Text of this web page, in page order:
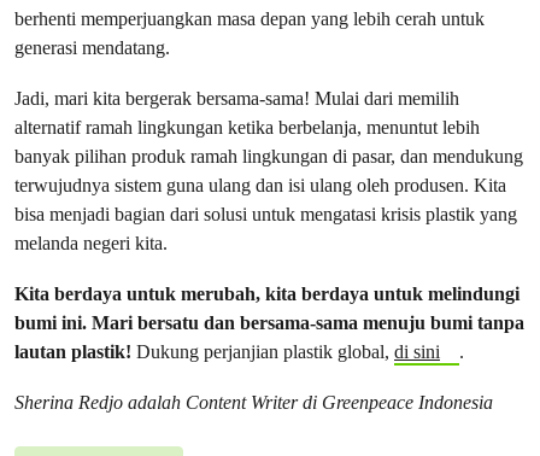
berhenti memperjuangkan masa depan yang lebih cerah untuk
generasi mendatang.
Jadi, mari kita bergerak bersama-sama! Mulai dari memilih
alternatif ramah lingkungan ketika berbelanja, menuntut lebih
banyak pilihan produk ramah lingkungan di pasar, dan mendukung
terwujudnya sistem guna ulang dan isi ulang oleh produsen. Kita
bisa menjadi bagian dari solusi untuk mengatasi krisis plastik yang
melanda negeri kita.
Kita berdaya untuk merubah, kita berdaya untuk melindungi
bumi ini. Mari bersatu dan bersama-sama menuju bumi tanpa
lautan plastik! Dukung perjanjian plastik global, di sini .
Sherina Redjo adalah Content Writer di Greenpeace Indonesia